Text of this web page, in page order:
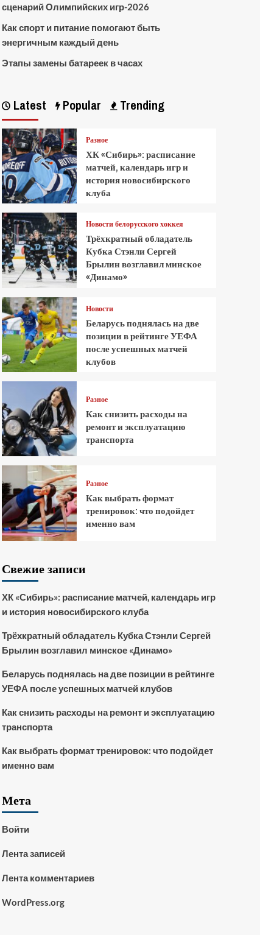
сценарий Олимпийских игр-2026
Как спорт и питание помогают быть
энергичным каждый день
Этапы замены батареек в часах
Latest Popular Trending
Разное
ХК «Сибирь»: расписание
матчей, календарь игр и
история новосибирского
клуба
Новости белорусского хоккея
Трёхкратный обладатель
Кубка Стэнли Сергей
Брылин возглавил минское
«Динамо»
Новости
Беларусь поднялась на две
позиции в рейтинге УЕФА
после успешных матчей
клубов
Разное
Как снизить расходы на
ремонт и эксплуатацию
транспорта
Разное
Как выбрать формат
тренировок: что подойдет
именно вам
Свежие записи
ХК «Сибирь»: расписание матчей, календарь игр
и история новосибирского клуба
Трёхкратный обладатель Кубка Стэнли Сергей
Брылин возглавил минское «Динамо»
Беларусь поднялась на две позиции в рейтинге
УЕФА после успешных матчей клубов
Как снизить расходы на ремонт и эксплуатацию
транспорта
Как выбрать формат тренировок: что подойдет
именно вам
Мета
Войти
Лента записей
Лента комментариев
WordPress.org